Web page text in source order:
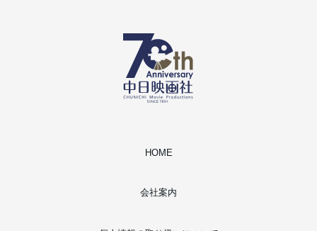
HOME
会社案内